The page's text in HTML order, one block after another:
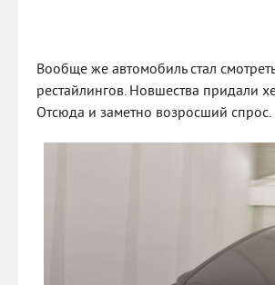
Вообще же автомобиль стал
рестайлингов. Новшества придали
Отсюда и заметно возросший спрос.